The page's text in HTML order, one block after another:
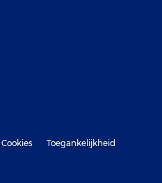
Cookies
Toegankelijkheid